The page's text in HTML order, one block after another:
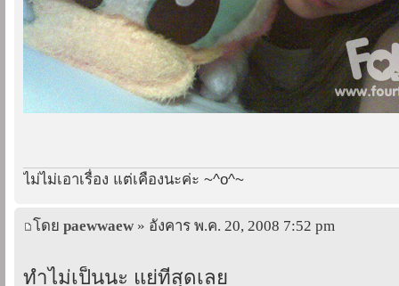
ไม่ไม่เอาเรื่อง แต่เคืองนะค่ะ ~^o^~
โดย paewwaew » อังคาร พ.ค. 20, 2008 7:52 pm
ทำไม่เป็นนะ แย่ที่สุดเลย